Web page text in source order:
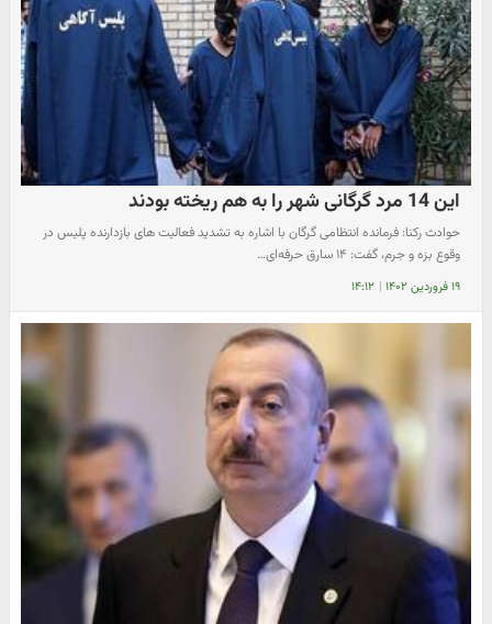
این 14 مرد گرگانی شهر را به هم ریخته بودند
حوادث رکنا: فرمانده انتظامی گرگان با اشاره به تشدید فعالیت های بازدارنده پلیس در
وقوع بزه و جرم، گفت: ۱۴ سارق حرفه‌ای…
۱۹ فروردین ۱۴۰۲ | ۱۴:۱۲